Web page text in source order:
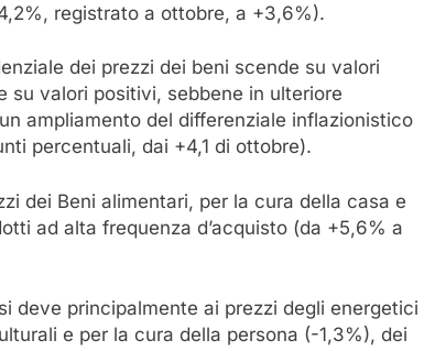
registrato a ottobre, a +3,6%).
dei prezzi dei beni scende su valori
su valori positivi, sebbene in ulteriore
ampliamento del differenziale inflazionistico
percentuali, dai +4,1 di ottobre).
dei Beni alimentari, per la cura della casa e
ad alta frequenza d’acquisto (da +5,6% a
deve principalmente ai prezzi degli energetici
e per la cura della persona (-1,3%), dei